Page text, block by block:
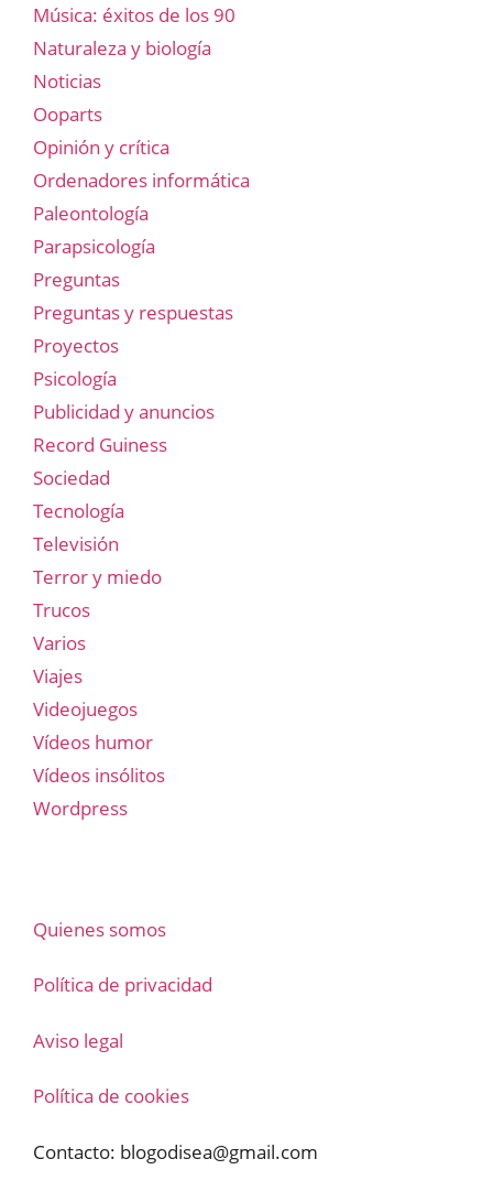
Música: éxitos de los 90
Naturaleza y biología
Noticias
Ooparts
Opinión y crítica
Ordenadores informática
Paleontología
Parapsicología
Preguntas
Preguntas y respuestas
Proyectos
Psicología
Publicidad y anuncios
Record Guiness
Sociedad
Tecnología
Televisión
Terror y miedo
Trucos
Varios
Viajes
Videojuegos
Vídeos humor
Vídeos insólitos
Wordpress
Quienes somos
Política de privacidad
Aviso legal
Política de cookies
Contacto: blogodisea@gmail.com